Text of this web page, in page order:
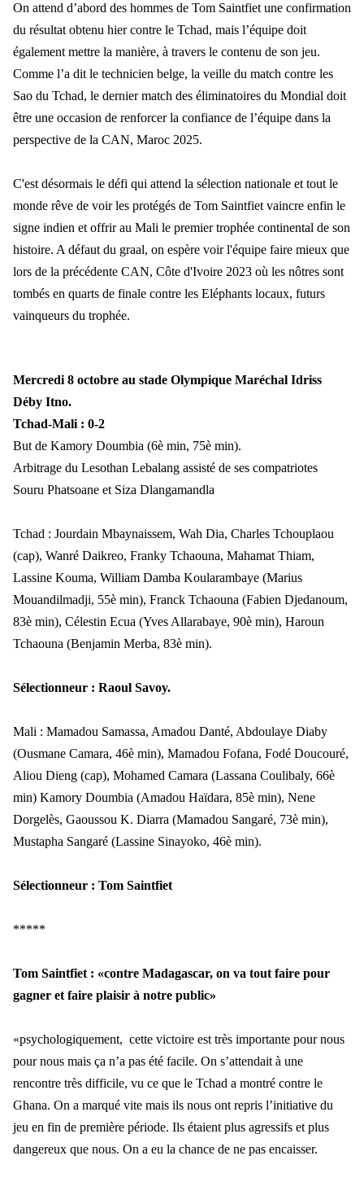
On attend d’abord des hommes de Tom Saintfiet une confirmation
du résultat obtenu hier contre le Tchad, mais l’équipe doit
également mettre la manière, à travers le contenu de son jeu.
Comme l’a dit le technicien belge, la veille du match contre les
Sao du Tchad, le dernier match des éliminatoires du Mondial doit
être une occasion de renforcer la confiance de l’équipe dans la
perspective de la CAN, Maroc 2025.
C'est désormais le défi qui attend la sélection nationale et tout le
monde rêve de voir les protégés de Tom Saintfiet vaincre enfin le
signe indien et offrir au Mali le premier trophée continental de son
histoire. A défaut du graal, on espère voir l'équipe faire mieux que
lors de la précédente CAN, Côte d'Ivoire 2023 où les nôtres sont
tombés en quarts de finale contre les Eléphants locaux, futurs
vainqueurs du trophée.
Mercredi 8 octobre au stade Olympique Maréchal Idriss
Déby Itno.
Tchad-Mali : 0-2
But de Kamory Doumbia (6è min, 75è min).
Arbitrage du Lesothan Lebalang assisté de ses compatriotes
Souru Phatsoane et Siza Dlangamandla
Tchad : Jourdain Mbaynaissem, Wah Dia, Charles Tchouplaou
(cap), Wanré Daikreo, Franky Tchaouna, Mahamat Thiam,
Lassine Kouma, William Damba Koularambaye (Marius
Mouandilmadji, 55è min), Franck Tchaouna (Fabien Djedanoum,
83è min), Célestin Ecua (Yves Allarabaye, 90è min), Haroun
Tchaouna (Benjamin Merba, 83è min).
Sélectionneur : Raoul Savoy.
Mali : Mamadou Samassa, Amadou Danté, Abdoulaye Diaby
(Ousmane Camara, 46è min), Mamadou Fofana, Fodé Doucouré,
Aliou Dieng (cap), Mohamed Camara (Lassana Coulibaly, 66è
min) Kamory Doumbia (Amadou Haïdara, 85è min), Nene
Dorgelès, Gaoussou K. Diarra (Mamadou Sangaré, 73è min),
Mustapha Sangaré (Lassine Sinayoko, 46è min).
Sélectionneur : Tom Saintfiet
*****
Tom Saintfiet : «contre Madagascar, on va tout faire pour
gagner et faire plaisir à notre public»
«psychologiquement, cette victoire est très importante pour nous
pour nous mais ça n’a pas été facile. On s’attendait à une
rencontre très difficile, vu ce que le Tchad a montré contre le
Ghana. On a marqué vite mais ils nous ont repris l’initiative du
jeu en fin de première période. Ils étaient plus agressifs et plus
dangereux que nous. On a eu la chance de ne pas encaisser.